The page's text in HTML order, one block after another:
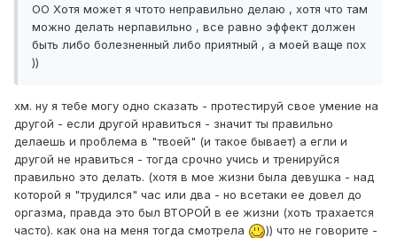
ОО Хотя может я чтото неправильно делаю , хотя что там
можно делать нерпавильно , все равно эффект должен
быть либо болезненный либо приятный , а моей ваще пох
))
хм. ну я тебе могу одно сказать - протестируй свое умение на
другой - если другой нравиться - значит ты правильно
делаешь и проблема в "твоей" (и такое бывает) а егли и
другой не нравиться - тогда срочно учись и тренируйся
правильно это делать. (хотя в мое жизни была девушка - над
которой я "трудился" час или два - но всетаки ее довел до
оргазма, правда это был ВТОРОЙ в ее жизни (хоть трахается
часто). как она на меня тогда смотрела
)) что не говорите -